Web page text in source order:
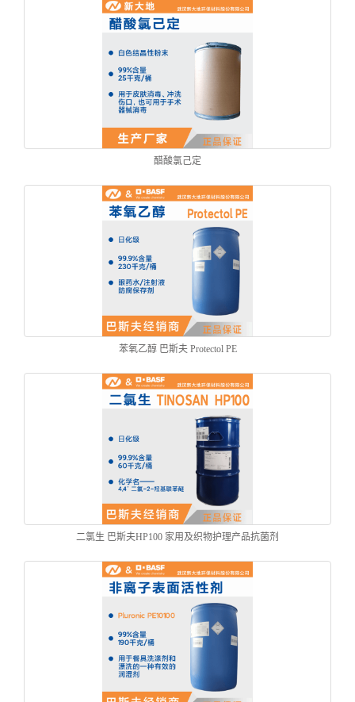
醋酸氯己定
苯氧乙醇 巴斯夫 Protectol PE
二氯生 巴斯夫HP100 家用及织物护理产品抗菌剂